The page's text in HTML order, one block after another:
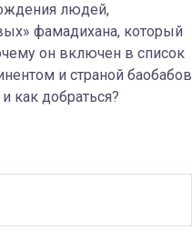
людей,
фамадихана, который
он включен в список
и страной баобабов
как добраться?